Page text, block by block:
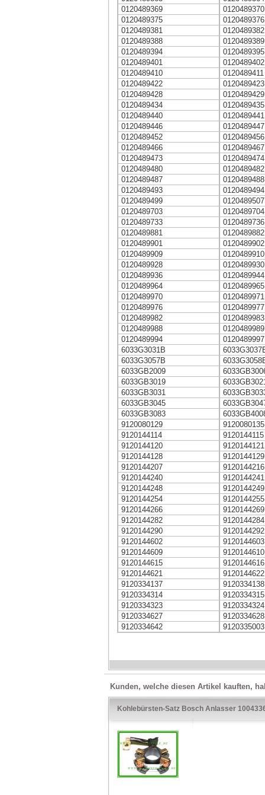
0120489369
0120489370
0120489375
0120489376
0120489381
0120489382
0120489388
0120489389
0120489394
0120489395
0120489401
0120489402
0120489410
0120489411
0120489422
0120489423
0120489428
0120489429
0120489434
0120489435
0120489440
0120489441
0120489446
0120489447
0120489452
0120489456
0120489466
0120489467
0120489473
0120489474
0120489480
0120489482
0120489487
0120489488
0120489493
0120489494
0120489499
0120489507
0120489703
0120489704
0120489733
0120489736
0120489881
0120489882
0120489901
0120489902
0120489909
0120489910
0120489928
0120489930
0120489936
0120489944
0120489964
0120489965
0120489970
0120489971
0120489976
0120489977
0120489982
0120489983
0120489988
0120489989
0120489994
0120489997
6033G3031B
6033G3057B
6033GB2009
6033GB3019
6033GB3031
6033GB3045
6033GB3083
9120080129
9120080135
9120144114
9120144115
9120144120
9120144121
9120144128
9120144129
9120144207
9120144216
9120144240
9120144241
9120144248
9120144249
9120144254
9120144255
9120144266
9120144269
9120144282
9120144284
9120144290
9120144292
9120144602
9120144603
9120144609
9120144610
9120144615
9120144616
9120144621
9120144622
9120334137
9120334138
9120334314
9120334315
9120334323
9120334324
9120334627
9120334628
9120334642
9120335003
Kunden, welche diesen Artikel kauften,
Kohlebürsten-Satz Bosch Anlasser